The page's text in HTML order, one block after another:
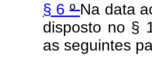
§ 6ºNa data
disposto no §
as seguintes